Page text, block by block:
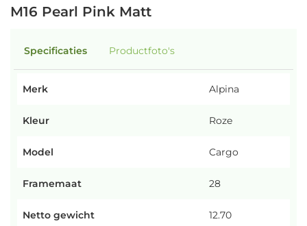
M16 Pearl Pink Matt
Specificaties Productfoto's
Merk Alpina
Kleur Roze
Model Cargo
Framemaat 28
Netto gewicht 12.70